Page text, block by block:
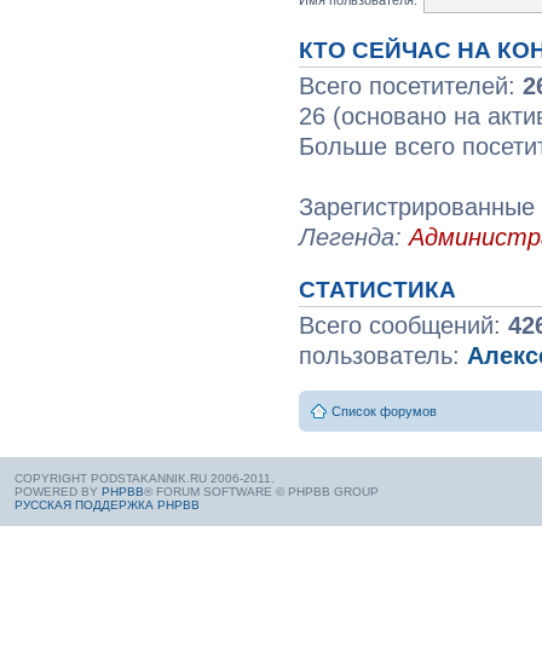
КТО СЕЙЧАС НА
Всего посетителей:
26 (основано на
Больше всего
Легенда:
СТАТИСТИКА
Всего сообщений:
пользователь:
Список форумов
COPYRIGHT PODSTAKANNIK.RU 2006-2011.
POWERED BY PHPBB® FORUM SOFTWARE © PHPBB GROUP
РУССКАЯ ПОДДЕРЖКА PHPBB